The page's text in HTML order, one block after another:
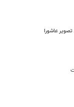
عاشورا